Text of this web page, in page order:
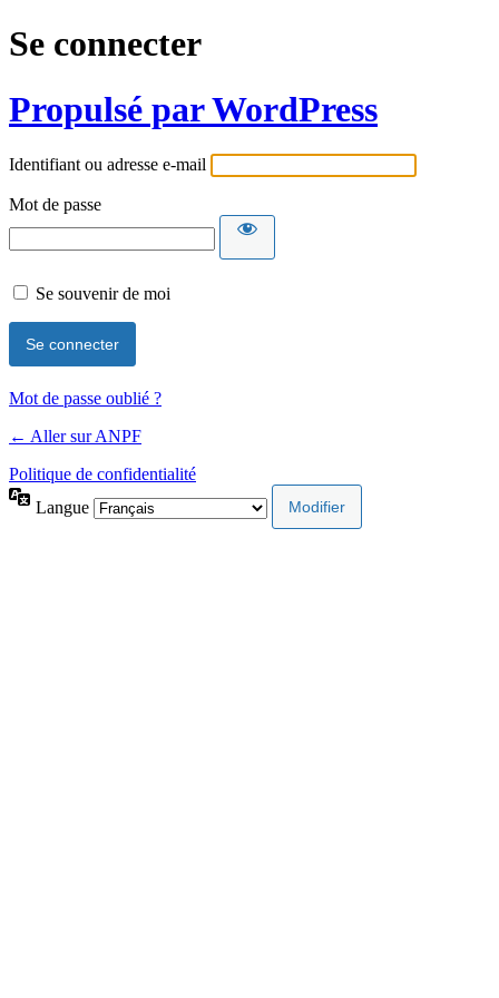
Se connecter
Propulsé par WordPress
Identifiant ou adresse e-mail
Mot de passe
Se souvenir de moi
Mot de passe oublié ?
← Aller sur ANPF
Politique de confidentialité
Langue